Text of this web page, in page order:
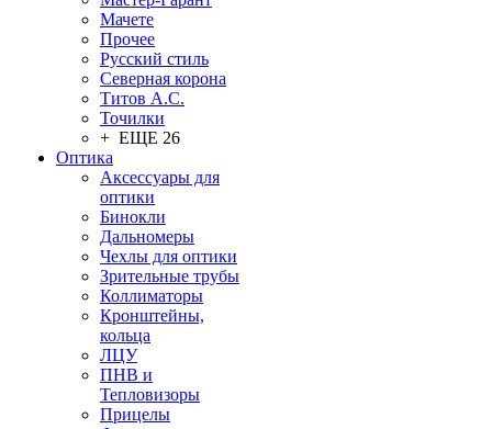
Мачете
Прочее
Русский стиль
Северная корона
Титов А.С.
Точилки
+ ЕЩЕ 26
Оптика
Аксессуары для
оптики
Бинокли
Дальномеры
Чехлы для оптики
Зрительные трубы
Коллиматоры
Кронштейны,
кольца
ЛЦУ
ПНВ и
Тепловизоры
Прицелы